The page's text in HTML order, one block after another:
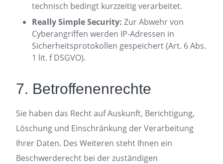
technisch bedingt kurzzeitig verarbeitet.
Really Simple Security: Zur Abwehr von
Cyberangriffen werden IP-Adressen in
Sicherheitsprotokollen gespeichert (Art. 6 Abs.
1 lit. f DSGVO).
7. Betroffenenrechte
Sie haben das Recht auf Auskunft, Berichtigung,
Löschung und Einschränkung der Verarbeitung
Ihrer Daten. Des Weiteren steht Ihnen ein
Beschwerderecht bei der zuständigen